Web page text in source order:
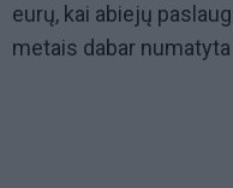
eurų, kai abiejų
metais dabar